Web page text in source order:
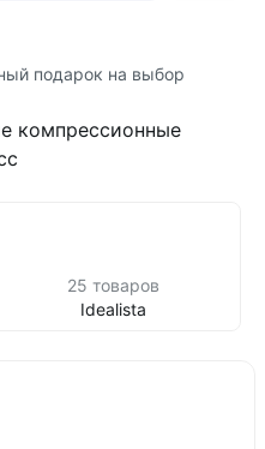
подарок на выбор
компрессионные
25 товаров
Idealista